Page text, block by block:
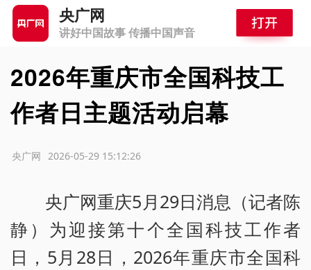
央广网
讲好中国故事 传播中国声音
2026年重庆市全国科技工
作者日主题活动启幕
2026-05-29 15:12:26
央广网
央广网重庆5月29日消息（记者陈
静）为迎接第十个全国科技工作者
日，5月28日，2026年重庆市全国科